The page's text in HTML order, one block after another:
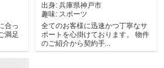
合っ
満足
出身: 兵庫県神戸市
趣味: スポーツ
全てのお客様に迅速かつ丁寧なサ
ポートを心掛けております。 物件
のご紹介から契約手...